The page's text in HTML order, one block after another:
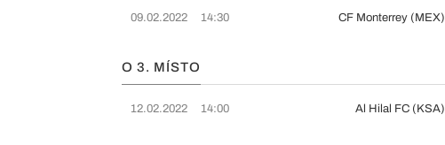
09.02.2022 14:30 CF Monterrey (MEX)
O 3. MÍSTO
12.02.2022 14:00 Al Hilal FC (KSA)